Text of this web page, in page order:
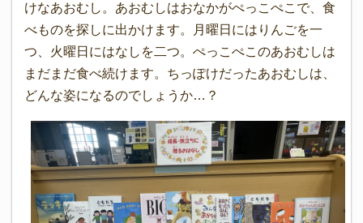
けなあおむし。あおむしはおなかがぺっこぺこで、食
べものを探しに出かけます。月曜日にはりんごを一
つ、火曜日にはなしを二つ。ぺっこぺこのあおむしは
まだまだ食べ続けます。ちっぽけだったあおむしは、
どんな姿になるのでしょうか…？